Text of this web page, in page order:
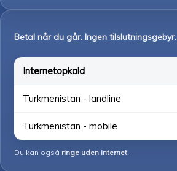
Betal når du går. Ingen tilslutningsgebyr.
Internetopkald
Turkmenistan - landline
Turkmenistan - mobile
Du kan også ringe uden internet.